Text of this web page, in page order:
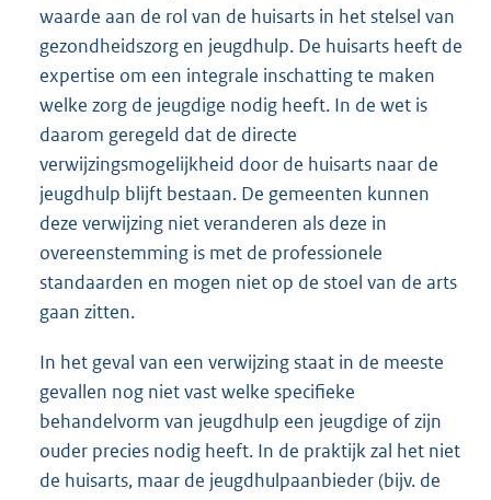
waarde aan de rol van de huisarts in het stelsel van
gezondheidszorg en jeugdhulp. De huisarts heeft de
expertise om een integrale inschatting te maken
welke zorg de jeugdige nodig heeft. In de wet is
daarom geregeld dat de directe
verwijzingsmogelijkheid door de huisarts naar de
jeugdhulp blijft bestaan. De gemeenten kunnen
deze verwijzing niet veranderen als deze in
overeenstemming is met de professionele
standaarden en mogen niet op de stoel van de arts
gaan zitten.
In het geval van een verwijzing staat in de meeste
gevallen nog niet vast welke specifieke
behandelvorm van jeugdhulp een jeugdige of zijn
ouder precies nodig heeft. In de praktijk zal het niet
de huisarts, maar de jeugdhulpaanbieder (bijv. de